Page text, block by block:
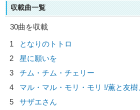
収載曲一覧
30曲を収載
1
となりのトトロ
2
星に願いを
3
チム・チム・チェリー
4
マル・マル・モリ・モリ !/薫と友樹
5
サザエさん